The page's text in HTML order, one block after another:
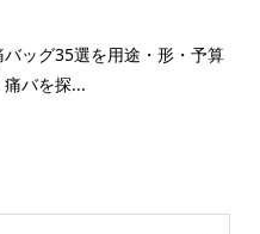
ッグ35選を用途・形・予算
バを探...